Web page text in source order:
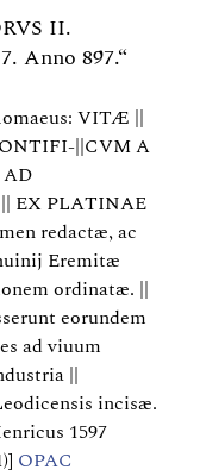
II.
Anno 897.“
VITÆ ||
||CVM A
AD
EX PLATINAE
redactæ, ac
Eremitæ
ordinatæ. ||
eorundem
ad viuum
||
incisæ.
1597
OPAC